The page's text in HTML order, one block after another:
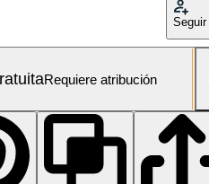
Seguir
Requiere atribución